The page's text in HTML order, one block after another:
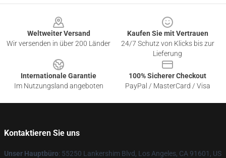
Weltweiter Versand
Wir versenden in über 200 Länder
Kaufen Sie mit Vertrauen
24/7 Schutz von Klicks bis zur
Lieferung
Internationale Garantie
Im Nutzungsland angeboten
100% Sicherer Checkout
PayPal / MasterCard / Visa
Kontaktieren Sie uns
Unser Hauptbüro: 55250 Lankershim Blvd, Los Angeles, CA 91601, US